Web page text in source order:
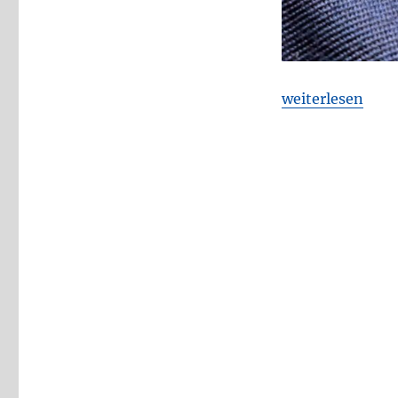
„Freitagsfoto
weiterlesen